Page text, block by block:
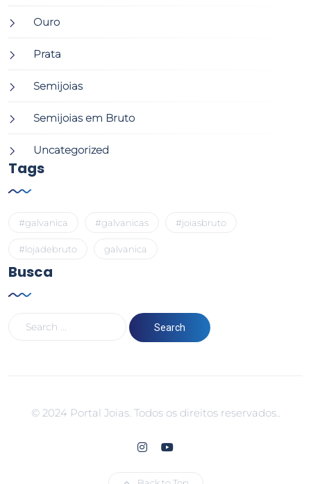
Ouro
Prata
Semijoias
Semijoias em Bruto
Uncategorized
Tags
#galvanica #galvanicas #joiasbruto
#lojadebruto galvanica
Busca
© 2024 Portal Joias. Todos os direitos reservados..